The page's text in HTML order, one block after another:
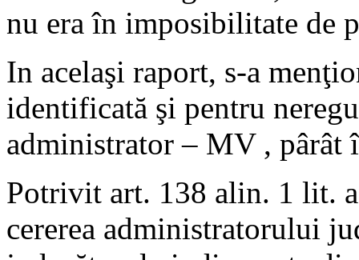
nu era în imposibilitate de
In acelaşi raport, s-a
identificată şi pentru
administrator – MV , pârât
Potrivit art. 138 alin. 1 lit.
cererea administratorului